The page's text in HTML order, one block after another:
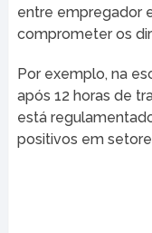
entre empregador
comprometer os
Por exemplo, na
após 12 horas de
está
positivos em